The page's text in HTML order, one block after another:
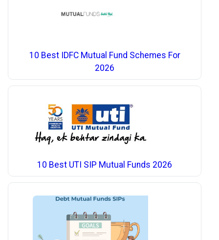
10 Best IDFC Mutual Fund Schemes For
2026
10 Best UTI SIP Mutual Funds 2026